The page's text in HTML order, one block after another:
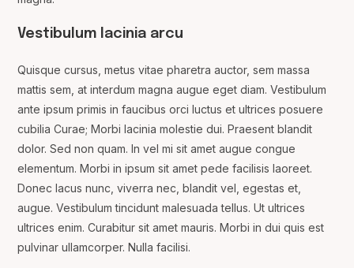
Vestibulum lacinia arcu
Quisque cursus, metus vitae pharetra auctor, sem massa
mattis sem, at interdum magna augue eget diam. Vestibulum
ante ipsum primis in faucibus orci luctus et ultrices posuere
cubilia Curae; Morbi lacinia molestie dui. Praesent blandit
dolor. Sed non quam. In vel mi sit amet augue congue
elementum. Morbi in ipsum sit amet pede facilisis laoreet.
Donec lacus nunc, viverra nec, blandit vel, egestas et,
augue. Vestibulum tincidunt malesuada tellus. Ut ultrices
ultrices enim. Curabitur sit amet mauris. Morbi in dui quis est
pulvinar ullamcorper. Nulla facilisi.